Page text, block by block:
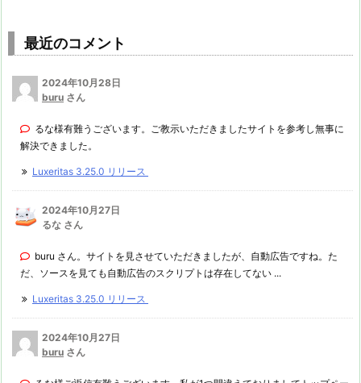
最近のコメント
2024年10月28日
buru さん
るな様有難うございます。ご教示いただきましたサイトを参考し無事に
解決できました。
Luxeritas 3.25.0 リリース
2024年10月27日
るな さん
buru さん。サイトを見させていただきましたが、自動広告ですね。た
だ、ソースを見ても自動広告のスクリプトは存在してない ...
Luxeritas 3.25.0 リリース
2024年10月27日
buru さん